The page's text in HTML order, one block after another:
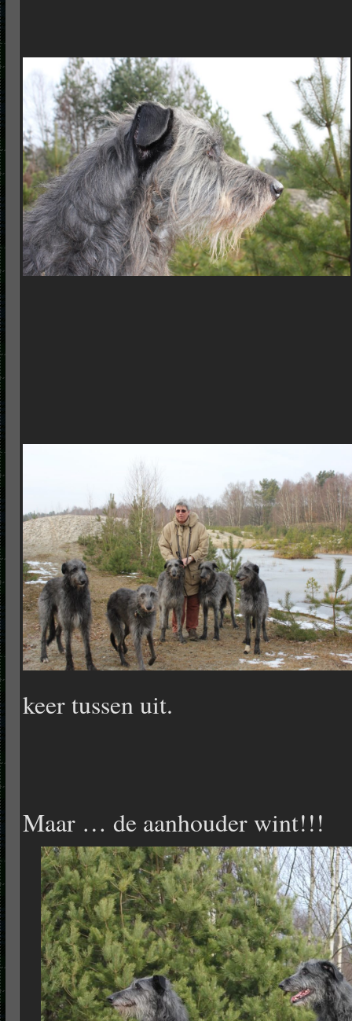
keer tussen uit.
Maar … de aanhouder wint!!!